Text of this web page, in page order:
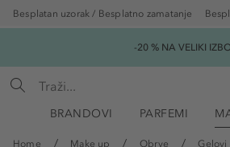
Besplatan uzorak / Besplatno zamatanje
-20 % NA VELIKI
BRANDOVI PARFEMI
Home Make up Obrve Gelovi